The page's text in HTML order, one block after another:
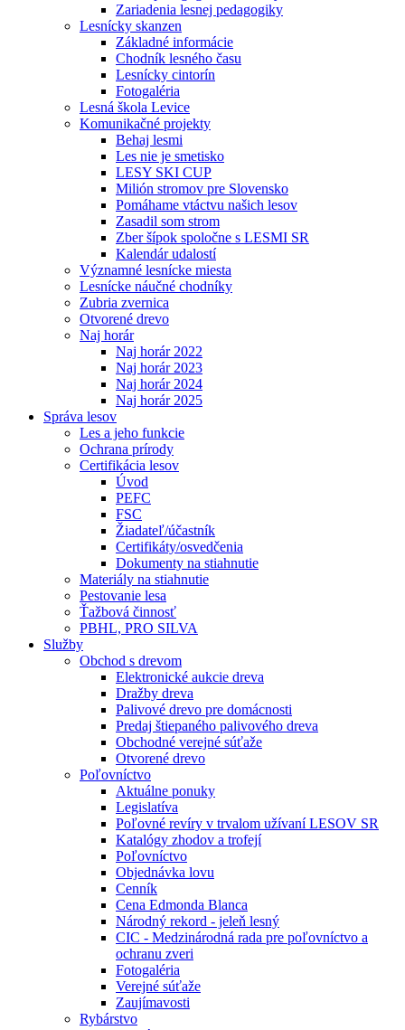
Zariadenia lesnej pedagogiky
Lesnícky skanzen
Základné informácie
Chodník lesného času
Lesnícky cintorín
Fotogaléria
Lesná škola Levice
Komunikačné projekty
Behaj lesmi
Les nie je smetisko
LESY SKI CUP
Milión stromov pre Slovensko
Pomáhame vtáctvu našich lesov
Zasadil som strom
Zber šípok spoločne s LESMI SR
Kalendár udalostí
Významné lesnícke miesta
Lesnícke náučné chodníky
Zubria zvernica
Otvorené drevo
Naj horár
Naj horár 2022
Naj horár 2023
Naj horár 2024
Naj horár 2025
Správa lesov
Les a jeho funkcie
Ochrana prírody
Certifikácia lesov
Úvod
PEFC
FSC
Žiadateľ/účastník
Certifikáty/osvedčenia
Dokumenty na stiahnutie
Materiály na stiahnutie
Pestovanie lesa
Ťažbová činnosť
PBHL, PRO SILVA
Služby
Obchod s drevom
Elektronické aukcie dreva
Dražby dreva
Palivové drevo pre domácnosti
Predaj štiepaného palivového dreva
Obchodné verejné súťaže
Otvorené drevo
Poľovníctvo
Aktuálne ponuky
Legislatíva
Poľovné revíry v trvalom užívaní LESOV SR
Katalógy zhodov a trofejí
Poľovníctvo
Objednávka lovu
Cenník
Cena Edmonda Blanca
Národný rekord - jeleň lesný
CIC - Medzinárodná rada pre poľovníctvo a
ochranu zveri
Fotogaléria
Verejné súťaže
Zaujímavosti
Rybárstvo